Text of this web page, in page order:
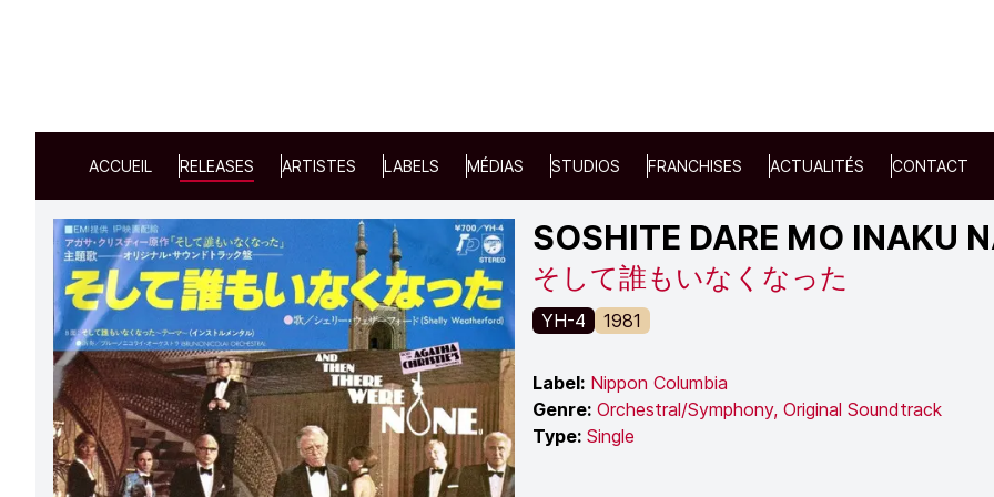
ACCUEIL RELEASES ARTISTES LABELS MÉDIAS STUDIOS FRANCHISES ACTUALITÉS CONTACT
SOSHITE DARE MO INAKU
そして誰もいなくなった
YH-4 1981
Label: Nippon Columbia
Genre: Orchestral/Symphony, Original Soundtrack
Type: Single